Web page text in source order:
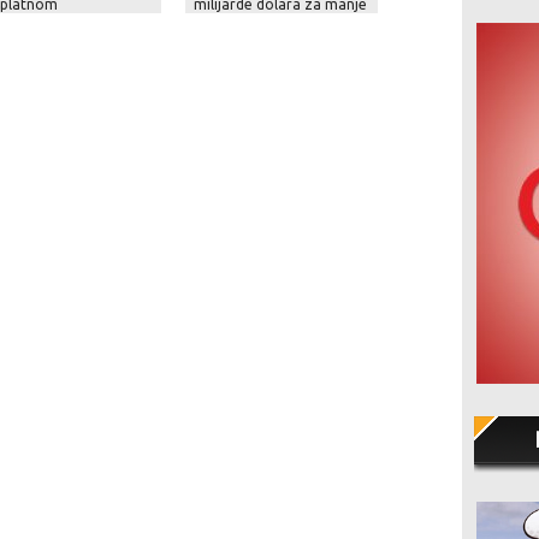
milijarde dolara za manje
na Netflixu!